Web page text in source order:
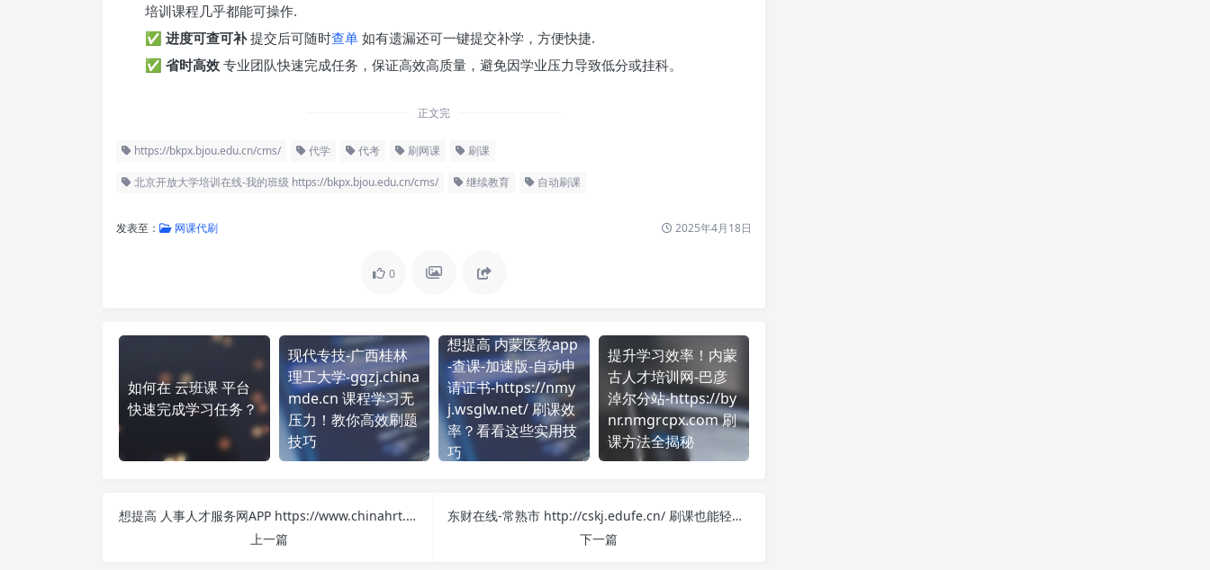
培训课程几乎都能可操作.
✅ 进度可查可补提交后可随时查单 如有遗漏还可一键提交补学，方便快捷.
✅ 省时高效 专业团队快速完成任务，保证高效高质量，避免因学业压力导致低分或挂科。
正文完
https://bkpx.bjou.edu.cn/cms/ 代学 代考 刷网课 刷课
北京开放大学培训在线-我的班级 https://bkpx.bjou.edu.cn/cms/ 继续教育 自动刷课
发表至： 网课代刷 2025年4月18日
0
如何在 云班课 平台
快速完成学习任务？
现代专技-广西桂林
理工大学-ggzj.china
mde.cn 课程学习无
压力！教你高效刷题
技巧
想提高 内蒙医教app
-查课-加速版-自动申
请证书-https://nmy
j.wsglw.net/ 刷课效
率？看看这些实用技
巧
提升学习效率！内蒙
古人才培训网-巴彦
淖尔分站-https://by
nr.nmgrcpx.com 刷
课方法全揭秘
想提高 人事人才服务网APP https://www.chinahrt.cn/ 刷课效率？看看这些实用技巧
上一篇
东财在线-常熟市 http://cskj.edufe.cn/ 刷课也能轻松过！简单技巧大公开
下一篇